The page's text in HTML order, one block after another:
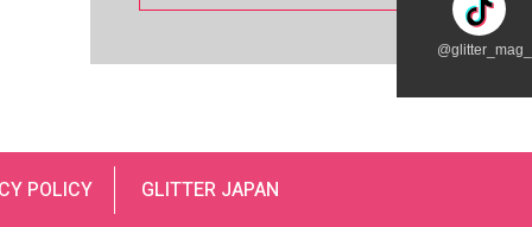
POLICY GLITTER JAPAN